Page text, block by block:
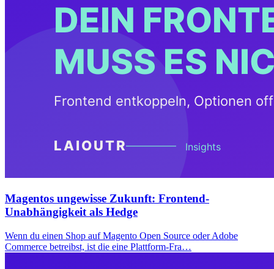
Magentos ungewisse Zukunft: Frontend-
Unabhängigkeit als Hedge
Wenn du einen Shop auf Magento Open Source oder Adobe
Commerce betreibst, ist die eine Plattform-Fra…